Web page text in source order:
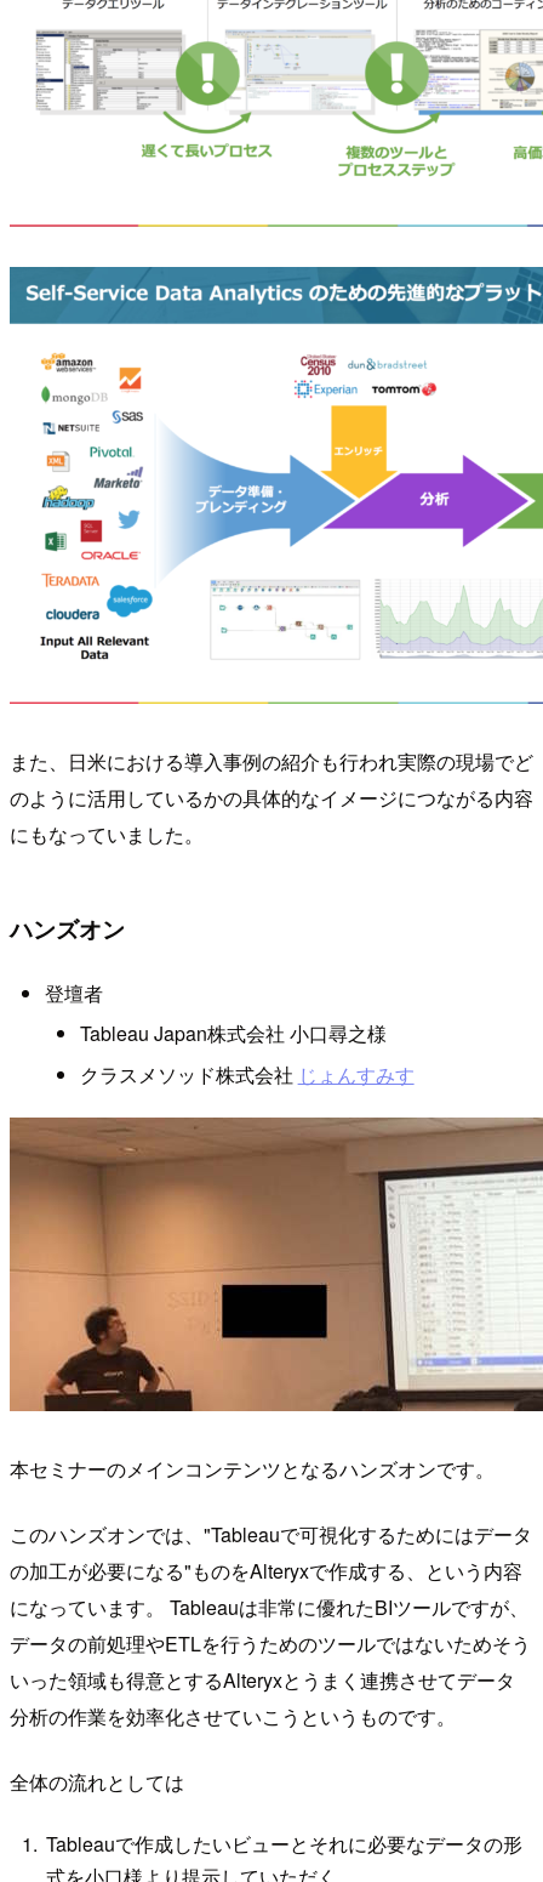
また、日米における導入事例の紹介も行われ実際の現場でど
のように活用しているかの具体的なイメージにつながる内容
にもなっていました。
ハンズオン
登壇者
Tableau Japan株式会社 小口尋之様
クラスメソッド株式会社 じょんすみす
本セミナーのメインコンテンツとなるハンズオンです。
このハンズオンでは、"Tableauで可視化するためにはデータ
の加工が必要になる"ものをAlteryxで作成する、という内容
になっています。 Tableauは非常に優れたBIツールですが、
データの前処理やETLを行うためのツールではないためそう
いった領域も得意とするAlteryxとうまく連携させてデータ
分析の作業を効率化させていこうというものです。
全体の流れとしては
Tableauで作成したいビューとそれに必要なデータの形